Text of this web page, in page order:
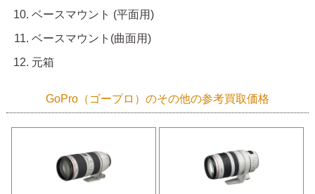
ベースマウント (平面用)
ベースマウント(曲面用)
元箱
GoPro（ゴープロ）のその他の参考買取価格